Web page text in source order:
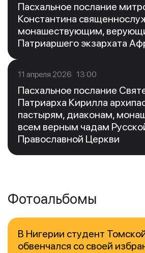
Пасхальное послание
Константина
монашествующим,
Патриаршего экзархата
11 апреля 2026 13:00
Пасхальное послание
Патриарха Кирилла
пастырям, диаконам,
всем верным чадам
Православной Церкви
Фотоальбомы
В Нигерии студент
обвенчался со своей